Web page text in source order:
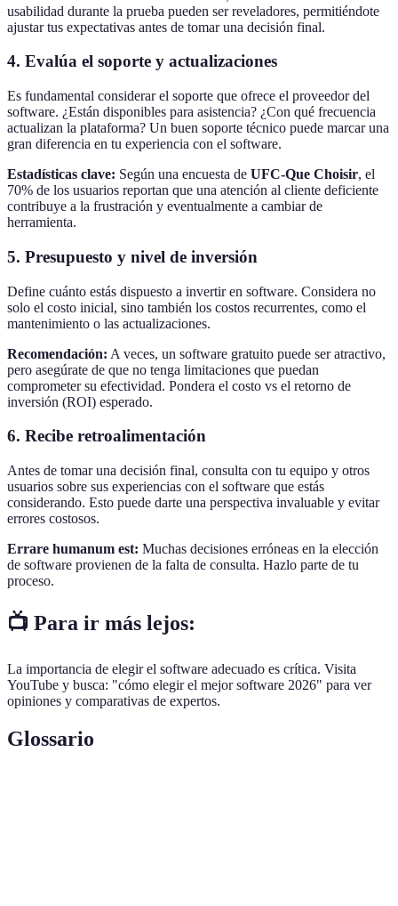
usabilidad durante la prueba pueden ser reveladores, permitiéndote
ajustar tus expectativas antes de tomar una decisión final.
4. Evalúa el soporte y actualizaciones
Es fundamental considerar el soporte que ofrece el proveedor del
software. ¿Están disponibles para asistencia? ¿Con qué frecuencia
actualizan la plataforma? Un buen soporte técnico puede marcar una
gran diferencia en tu experiencia con el software.
Estadísticas clave: Según una encuesta de UFC-Que Choisir, el
70% de los usuarios reportan que una atención al cliente deficiente
contribuye a la frustración y eventualmente a cambiar de
herramienta.
5. Presupuesto y nivel de inversión
Define cuánto estás dispuesto a invertir en software. Considera no
solo el costo inicial, sino también los costos recurrentes, como el
mantenimiento o las actualizaciones.
Recomendación: A veces, un software gratuito puede ser atractivo,
pero asegúrate de que no tenga limitaciones que puedan
comprometer su efectividad. Pondera el costo vs el retorno de
inversión (ROI) esperado.
6. Recibe retroalimentación
Antes de tomar una decisión final, consulta con tu equipo y otros
usuarios sobre sus experiencias con el software que estás
considerando. Esto puede darte una perspectiva invaluable y evitar
errores costosos.
Errare humanum est: Muchas decisiones erróneas en la elección
de software provienen de la falta de consulta. Hazlo parte de tu
proceso.
📺 Para ir más lejos:
La importancia de elegir el software adecuado es crítica. Visita
YouTube y busca: "cómo elegir el mejor software 2026" para ver
opiniones y comparativas de expertos.
Glossario